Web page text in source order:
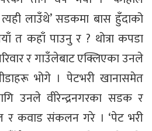
लाउँथे’ सडकमा बास हुँदाको
त कहाँ पाउनु र ? थोत्रा कपडा
र गाउँलेबाट एक्लिएका उनले
भोगे । पेटभरी खानासमेत
उनले वीरेन्द्रनगरका सडक र
र कवाड संकलन गरे । ‘पेट भरी